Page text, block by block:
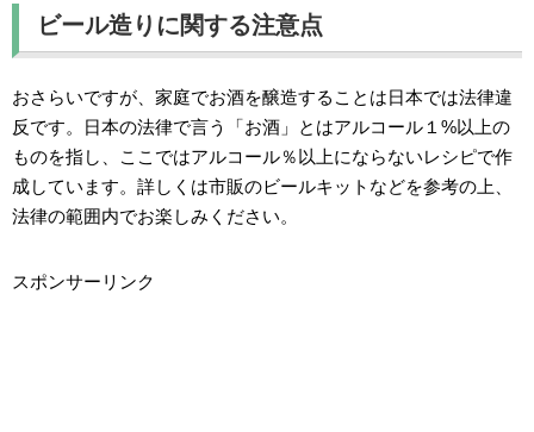
ビール造りに関する注意点
おさらいですが、家庭でお酒を醸造することは日本では法律違
反です。日本の法律で言う「お酒」とはアルコール１%以上の
ものを指し、ここではアルコール％以上にならないレシピで作
成しています。詳しくは市販のビールキットなどを参考の上、
法律の範囲内でお楽しみください。
スポンサーリンク